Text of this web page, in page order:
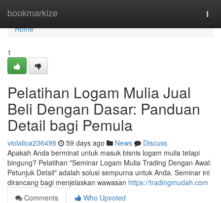
bookmarkize
Home
Home
1
Pelatihan Logam Mulia Jual
Beli Dengan Dasar: Panduan
Detail bagi Pemula
violalloa236498 59 days ago News
Discuss
Apakah Anda berminat untuk masuk bisnis logam mulia tetapi
bingung? Pelatihan "Seminar Logam Mulia Trading Dengan Awal:
Petunjuk Detail" adalah solusi sempurna untuk Anda. Seminar ini
dirancang bagi menjelaskan wawasan https://tradingmudah.com
Comments
Who Upvoted